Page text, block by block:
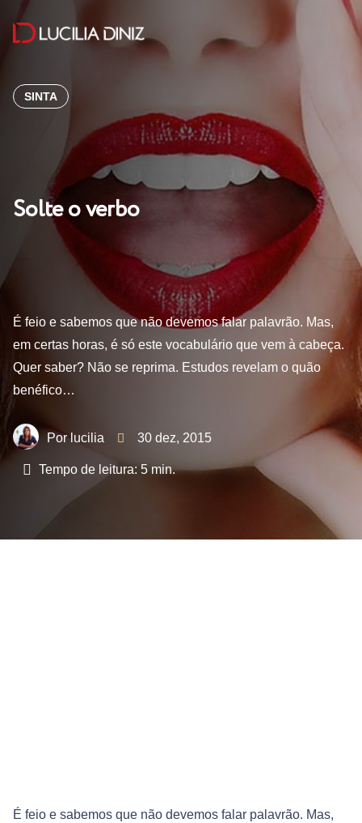
SINTA
Solte o verbo
É feio e sabemos que não devemos falar palavrão. Mas,
em certas horas, é só este vocabulário que vem à cabeça.
Quer saber? Não se reprima. Estudos revelam o quão
benéfico…
lucilia 30 dez, 2015
Tempo de leitura: 5 min.
É feio e sabemos que não devemos falar palavrão. Mas,